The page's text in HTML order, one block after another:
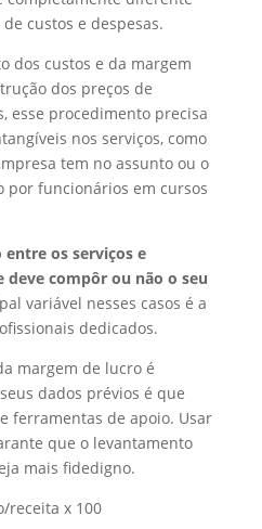
custos e despesas.
dos custos e da margem
dos preços de
esse procedimento precisa
nos serviços, como
tem no assunto ou o
funcionários em cursos
entre os serviços e
compôr ou não o seu
variável nesses casos é a
dedicados.
margem de lucro é
dados prévios é que
ferramentas de apoio. Usar
que o levantamento
mais fidedigno.
receita x 100